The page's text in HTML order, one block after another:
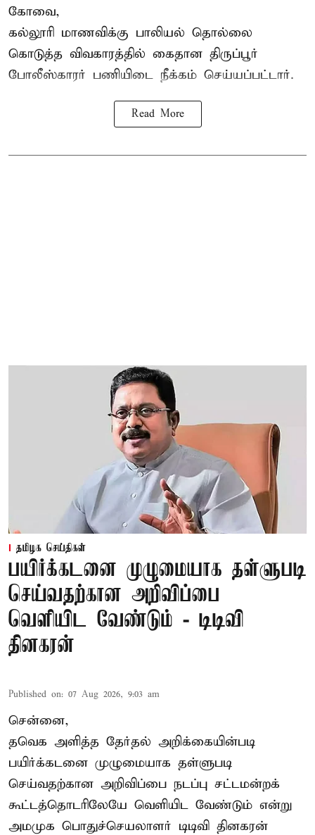
கோவை,
கல்லூரி மாணவிக்கு பாலியல் தொல்லை
கொடுத்த விவகாரத்தில் கைதான திருப்பூர்
போலீஸ்காரர் பணியிடை நீக்கம் செய்யப்பட்டார்.
Read More
தமிழக செய்திகள்
பயிர்க்கடனை முழுமையாக தள்ளுபடி
செய்வதற்கான அறிவிப்பை
வெளியிட வேண்டும் - டிடிவி
தினகரன்
Published on: 07 Aug 2026, 9:03 am
சென்னை,
தவெக அளித்த தேர்தல் அறிக்கையின்படி
பயிர்க்கடனை முழுமையாக தள்ளுபடி
செய்வதற்கான அறிவிப்பை நடப்பு சட்டமன்றக்
கூட்டத்தொடரிலேயே வெளியிட வேண்டும் என்று
அமமுக பொதுச்செயலாளர் டிடிவி தினகரன்